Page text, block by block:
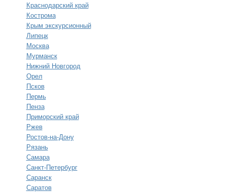
Краснодарский край
Кострома
Крым экскурсионный
Липецк
Москва
Мурманск
Нижний Новгород
Орел
Псков
Пермь
Пенза
Приморский край
Ржев
Ростов-на-Дону
Рязань
Самара
Санкт-Петербург
Саранск
Саратов